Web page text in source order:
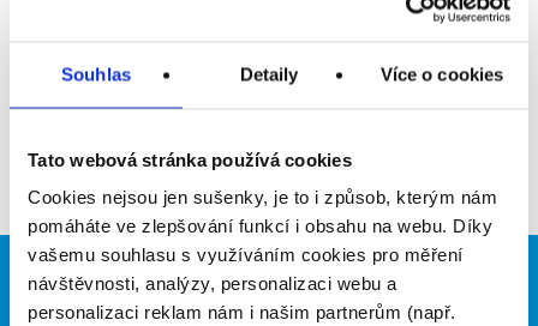
Souhlas Detaily Více o cookies
Tato webová stránka používá cookies
Cookies nejsou jen sušenky, je to i způsob, kterým nám
pomáháte ve zlepšování funkcí i obsahu na webu. Díky
vašemu souhlasu s využíváním cookies pro měření
návštěvnosti, analýzy, personalizaci webu a
personalizaci reklam nám i našim partnerům (např.
Zpět
Brigádníci Firmy